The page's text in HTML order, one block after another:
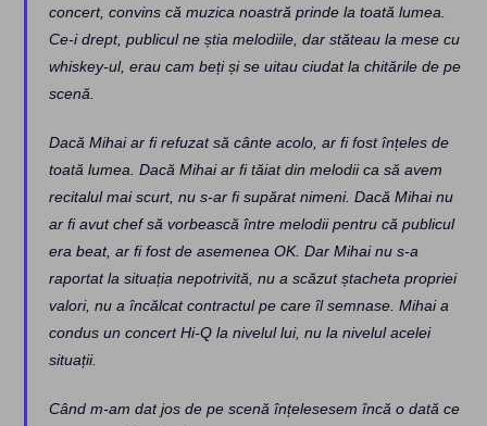
concert, convins că muzica noastră prinde la toată lumea.
Ce-i drept, publicul ne știa melodiile, dar stăteau la mese cu
whiskey-ul, erau cam beți și se uitau ciudat la chitările de pe
scenă.
Dacă Mihai ar fi refuzat să cânte acolo, ar fi fost înțeles de
toată lumea. Dacă Mihai ar fi tăiat din melodii ca să avem
recitalul mai scurt, nu s-ar fi supărat nimeni. Dacă Mihai nu
ar fi avut chef să vorbească între melodii pentru că publicul
era beat, ar fi fost de asemenea OK. Dar Mihai nu s-a
raportat la situația nepotrivită, nu a scăzut ștacheta propriei
valori, nu a încălcat contractul pe care îl semnase. Mihai a
condus un concert Hi-Q la nivelul lui, nu la nivelul acelei
situații.
Când m-am dat jos de pe scenă înțelesesem încă o dată ce